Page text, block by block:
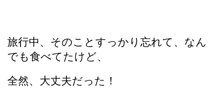
旅行中、そのことすっかり忘れて、なん
でも食べてたけど、
全然、大丈夫だった！